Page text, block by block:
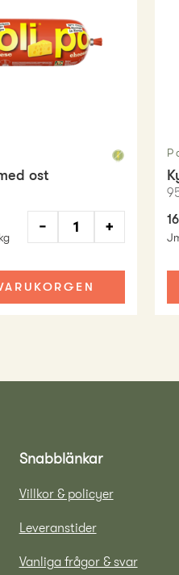
ost
− +
Snabblänkar
Villkor & policyer
Leveranstider
Vanliga frågor & svar